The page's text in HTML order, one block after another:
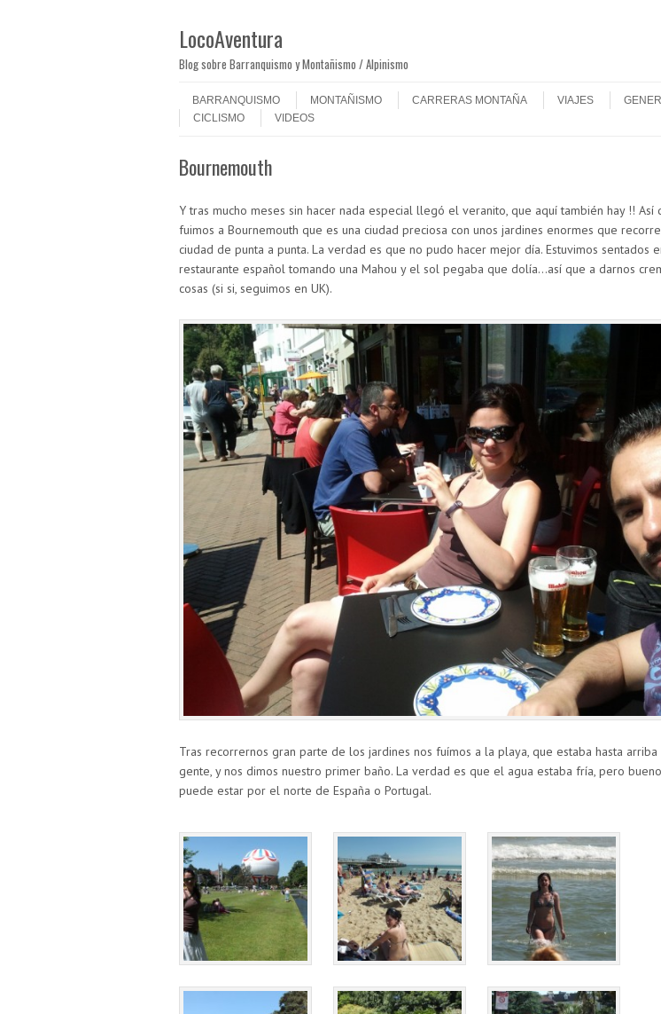
LocoAventura
Blog sobre Barranquismo y Montañismo / Alpinismo
Menú
BARRANQUISMO
MONTAÑISMO CARRERAS MONTAÑA VIAJES
CICLISMO
VIDEOS
Bournemouth
Y tras mucho meses sin hacer nada especial llegó el veranito, que aquí también hay !! Así
fuimos a Bournemouth que es una ciudad preciosa con unos jardines enormes que
ciudad de punta a punta. La verdad es que no pudo hacer mejor día. Estuvimos sentados
restaurante español tomando una Mahou y el sol pegaba que dolía…así que a darnos
cosas (si si, seguimos en UK).
Tras recorrernos gran parte de los jardines nos fuímos a la playa, que estaba hasta arriba
gente, y nos dimos nuestro primer baño. La verdad es que el agua estaba fría, pero
puede estar por el norte de España o Portugal.